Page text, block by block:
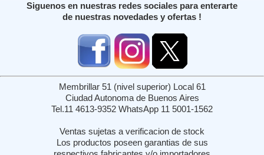
Siguenos en nuestras redes sociales para enterarte
de nuestras novedades y ofertas !
Membrillar 51 (nivel superior) Local 61
Ciudad Autonoma de Buenos Aires
Tel.11 4613-9352 WhatsApp 11 5001-1562
Ventas sujetas a verificacion de stock
Los productos poseen garantias de sus